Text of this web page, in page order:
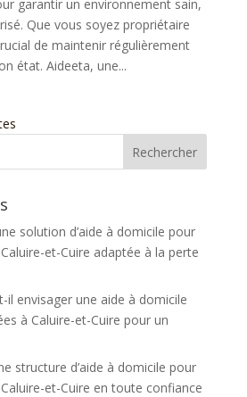
garantir un environnement sain,
Que vous soyez propriétaire
de maintenir régulièrement
état. Aideeta, une...
solution d’aide à domicile pour
et-Cuire adaptée à la perte
envisager une aide à domicile
à Caluire-et-Cuire pour un
structure d’aide à domicile pour
et-Cuire en toute confiance